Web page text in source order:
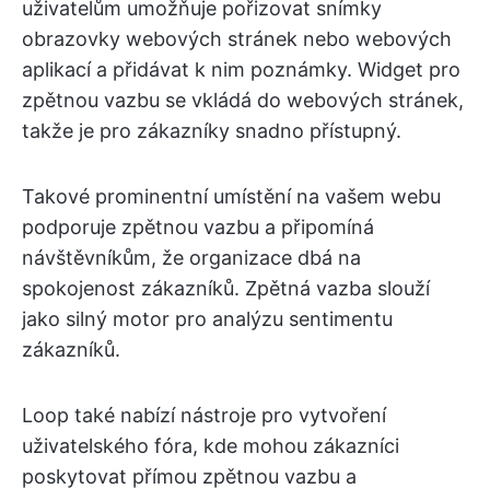
uživatelům umožňuje pořizovat snímky
obrazovky webových stránek nebo webových
aplikací a přidávat k nim poznámky. Widget pro
zpětnou vazbu se vkládá do webových stránek,
takže je pro zákazníky snadno přístupný.
Takové prominentní umístění na vašem webu
podporuje zpětnou vazbu a připomíná
návštěvníkům, že organizace dbá na
spokojenost zákazníků. Zpětná vazba slouží
jako silný motor pro analýzu sentimentu
zákazníků.
Loop také nabízí nástroje pro vytvoření
uživatelského fóra, kde mohou zákazníci
poskytovat přímou zpětnou vazbu a